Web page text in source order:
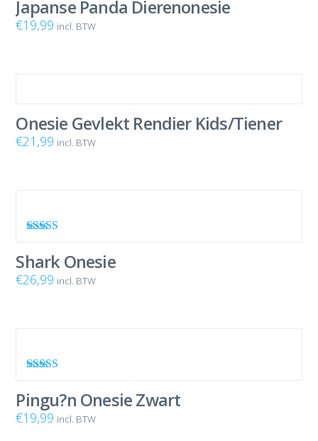
Japanse Panda Dierenonesie
€19,99 incl. BTW
Onesie Gevlekt Rendier Kids/Tiener
€21,99 incl. BTW
5.00
uit 5
Shark Onesie
€26,99 incl. BTW
4.67
uit 5
Pingu?n Onesie Zwart
€19,99 incl. BTW